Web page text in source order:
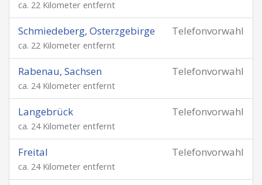
ca. 22 Kilometer entfernt
Telefonvorwahl
Schmiedeberg, Osterzgebirge
ca. 22 Kilometer entfernt
Telefonvorwahl
Rabenau, Sachsen
ca. 24 Kilometer entfernt
Telefonvorwahl
Langebrück
ca. 24 Kilometer entfernt
Telefonvorwahl
Freital
ca. 24 Kilometer entfernt